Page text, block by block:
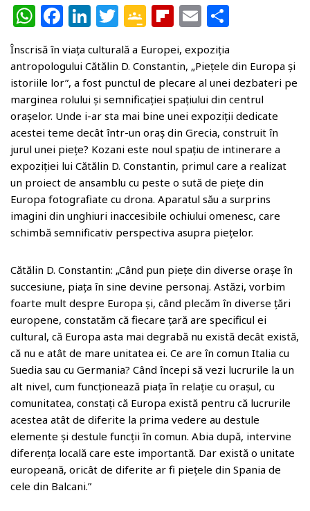
W
h
at
s
A
p
p
F
a
c
e
b
o
o
k
Li
n
k
e
dI
n
T
w
itt
e
r
G
o
gl
e
Cl
a
ss
r
o
o
Fl
ip
b
o
ar
d
E
m
ai
l
ta
je
az
ă
Înscrisă în viața culturală a Europei, expoziția
antropologului Cătălin D. Constantin, „Piețele din Europa și
istoriile lor”, a fost punctul de plecare al unei dezbateri pe
marginea rolului și semnificației spațiului din centrul
orașelor. Unde i-ar sta mai bine unei expoziții dedicate
acestei teme decât într-un oraș din Grecia, construit în
jurul unei piețe? Kozani este noul spațiu de intinerare a
expoziției lui Cătălin D. Constantin, primul care a realizat
un proiect de ansamblu cu peste o sută de piețe din
Europa fotografiate cu drona. Aparatul său a surprins
imagini din unghiuri inaccesibile ochiului omenesc, care
schimbă semnificativ perspectiva asupra piețelor.
Cătălin D. Constantin: „Când pun piețe din diverse orașe în
succesiune, piața în sine devine personaj. Astăzi, vorbim
foarte mult despre Europa și, când plecăm în diverse țări
europene, constatăm că fiecare țară are specificul ei
cultural, că Europa asta mai degrabă nu există decât există,
că nu e atât de mare unitatea ei. Ce are în comun Italia cu
Suedia sau cu Germania? Când începi să vezi lucrurile la un
alt nivel, cum funcționează piața în relație cu orașul, cu
comunitatea, constați că Europa există pentru că lucrurile
acestea atât de diferite la prima vedere au destule
elemente și destule funcții în comun. Abia după, intervine
diferența locală care este importantă. Dar există o unitate
europeană, oricât de diferite ar fi piețele din Spania de
cele din Balcani.”